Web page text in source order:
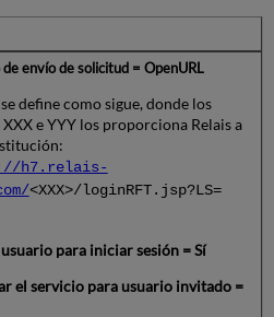
envío de solicitud = OpenURL
se define como sigue, donde los
e YYY los proporciona Relais a
h7.relais-
<XXX>/loginRFT.jsp?LS=
para iniciar sesión = Sí
el servicio para usuario invitado =